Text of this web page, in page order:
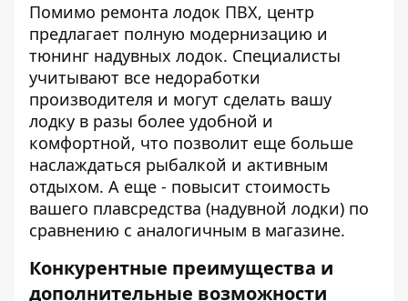
Помимо ремонта лодок ПВХ, центр
предлагает полную модернизацию и
тюнинг надувных лодок. Специалисты
учитывают все недоработки
производителя и могут сделать вашу
лодку в разы более удобной и
комфортной, что позволит еще больше
наслаждаться рыбалкой и активным
отдыхом. А еще - повысит стоимость
вашего плавсредства (надувной лодки) по
сравнению с аналогичным в магазине.
Конкурентные преимущества и
дополнительные возможности